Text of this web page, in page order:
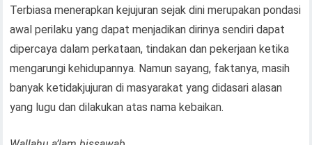
Terbiasa menerapkan kejujuran sejak dini merupakan pondasi
awal perilaku yang dapat menjadikan dirinya sendiri dapat
dipercaya dalam perkataan, tindakan dan pekerjaan ketika
mengarungi kehidupannya. Namun sayang, faktanya, masih
banyak ketidakjujuran di masyarakat yang didasari alasan
yang lugu dan dilakukan atas nama kebaikan.